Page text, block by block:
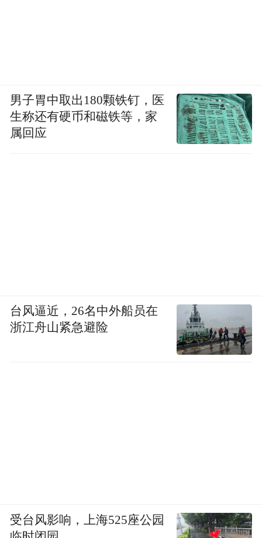
男子胃中取出180颗铁钉，医
生称还有硬币和磁铁等，家
属回应
台风逼近，26名中外船员在
浙江舟山紧急避险
受台风影响，上海525座公园